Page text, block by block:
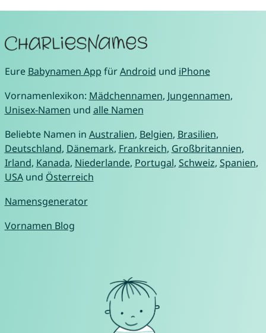
Eure Babynamen App fürAndroid und iPhone
Vornamenlexikon: Mädchennamen, Jungennamen,
Unisex-Namen und alle Namen
Beliebte Namen in Australien, Belgien, Brasilien,
Deutschland, Dänemark, Frankreich, Großbritannien,
Irland, Kanada, Niederlande, Portugal, Schweiz, Spanien,
USAund Österreich
Namensgenerator
Vornamen Blog